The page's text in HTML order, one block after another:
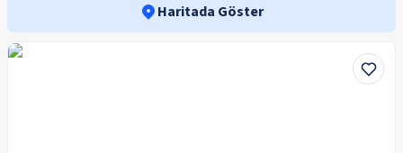
Haritada Göster